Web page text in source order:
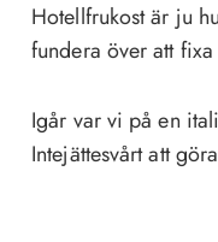
Hotellfrukost är ju
fundera över att
Igår var vi på en
Intejättesvårt att